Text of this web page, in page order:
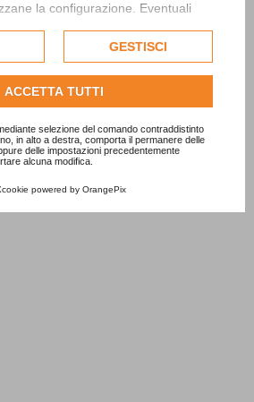
la configurazione. Eventuali
acquisizione del consenso
cookie completa.
GESTISCI
ACCETTA TUTTI
selezione del comando contraddistinto
in alto a destra, comporta il permanere delle
delle impostazioni precedentemente
alcuna modifica.
powered by OrangePix